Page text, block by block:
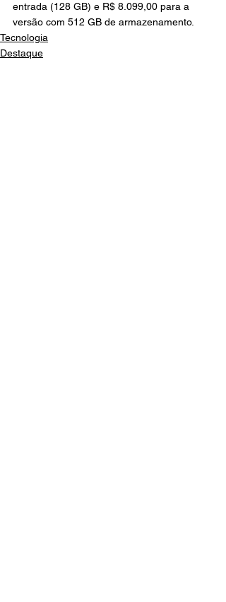
entrada (128 GB) e R$ 8.099,00 para a
versão com 512 GB de armazenamento.
Tecnologia
Destaque